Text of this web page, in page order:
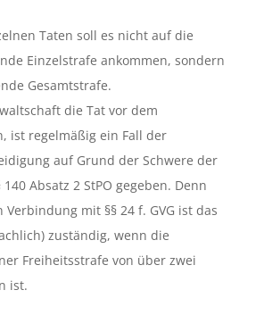
Taten soll es nicht auf die
Einzelstrafe ankommen, sondern
Gesamtstrafe.
die Tat vor dem
ist regelmäßig ein Fall der
auf Grund der Schwere der
Absatz 2 StPO gegeben. Denn
Verbindung mit §§ 24 f. GVG ist das
zuständig, wenn die
Freiheitsstrafe von über zwei
ist.